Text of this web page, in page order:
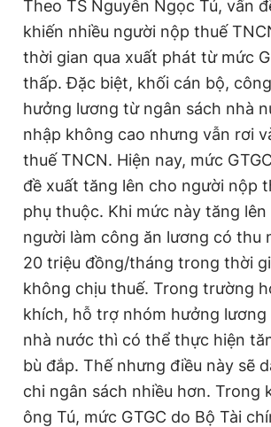
Theo TS Nguyễn Ngọc Tú, vấn
khiến nhiều người nộp thuế
thời gian qua xuất phát từ mức
thấp. Đặc biệt, khối cán bộ,
hưởng lương từ ngân sách nhà
nhập không cao nhưng vẫn rơi
thuế TNCN. Hiện nay, mức
đề xuất tăng lên cho người nộp
phụ thuộc. Khi mức này tăng
người làm công ăn lương có thu
20 triệu đồng/tháng trong thời
không chịu thuế. Trong trường
khích, hỗ trợ nhóm hưởng lương
nhà nước thì có thể thực hiện
bù đắp. Thế nhưng điều này sẽ
chi ngân sách nhiều hơn. Trong
ông Tú, mức GTGC do Bộ Tài